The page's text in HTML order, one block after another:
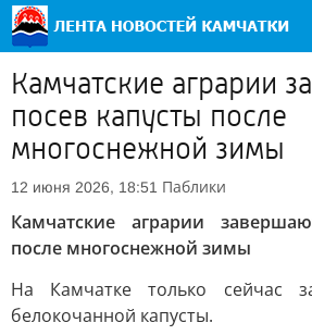
Камчатские аграрии
посев капусты после
многоснежной зимы
12 июня 2026, 18:51 Паблики
Камчатские аграрии
после многоснежной зимы
На Камчатке только сейчас
белокочанной капусты.